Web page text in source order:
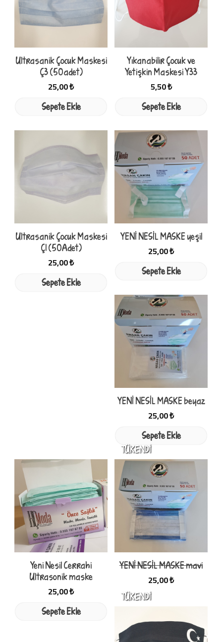
Ultrasanik Çocuk Maskesi
Ç3 (50adet)
25,00 ₺
Sepete Ekle
Yıkanabilir Çocuk ve
Yetişkin Maskesi Y33
5,50 ₺
Sepete Ekle
Ultrasanik Çocuk Maskesi
Ç1 (50Adet)
25,00 ₺
Sepete Ekle
YENİ NESİL MASKE yeşil
25,00 ₺
Sepete Ekle
YENİ NESİL MASKE beyaz
25,00 ₺
Sepete Ekle
Yeni Nesil Cerrahi
Ultrasonik maske
25,00 ₺
Sepete Ekle
YENİ NESİL MASKE mavi
25,00 ₺